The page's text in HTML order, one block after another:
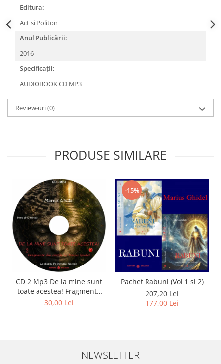
Editura:
Act si Politon
Anul Publicării:
2016
SpecificațIi:
AUDIOBOOK CD MP3
Review-uri(0)
PRODUSE SIMILARE
CD 2 Mp3 De la mine sunt
toate acestea! Fragmente
din cărțile lui Marius Ghidel
30,00 Lei
-15%
Pachet Rabuni (Vol 1 si 2)
207,20 Lei
177,00 Lei
NEWSLETTER